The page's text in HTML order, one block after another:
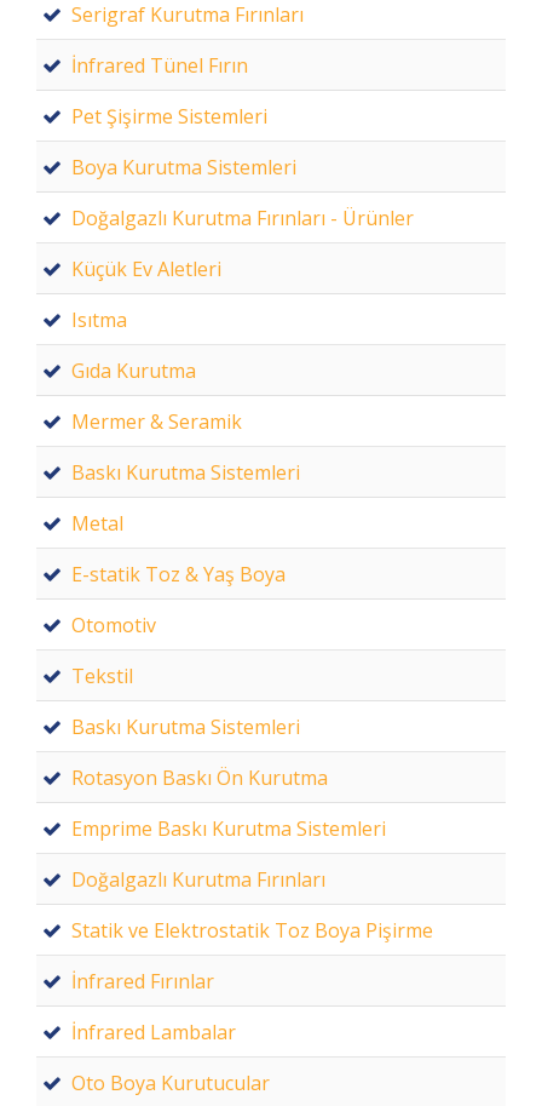
Serigraf Kurutma Fırınları
İnfrared Tünel Fırın
Pet Şişirme Sistemleri
Boya Kurutma Sistemleri
Doğalgazlı Kurutma Fırınları - Ürünler
Küçük Ev Aletleri
Isıtma
Gıda Kurutma
Mermer & Seramik
Baskı Kurutma Sistemleri
Metal
E-statik Toz & Yaş Boya
Otomotiv
Tekstil
Baskı Kurutma Sistemleri
Rotasyon Baskı Ön Kurutma
Emprime Baskı Kurutma Sistemleri
Doğalgazlı Kurutma Fırınları
Statik ve Elektrostatik Toz Boya Pişirme
İnfrared Fırınlar
İnfrared Lambalar
Oto Boya Kurutucular